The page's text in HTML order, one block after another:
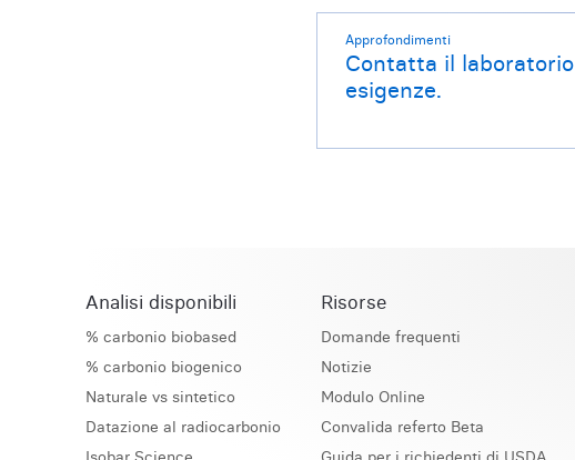
Approfondimenti
Contatta il
esigenze.
Analisi disponibili
% carbonio biobased
% carbonio biogenico
Naturale vs sintetico
Datazione al radiocarbonio
Risorse
Domande frequenti
Notizie
Modulo Online
Convalida referto Beta